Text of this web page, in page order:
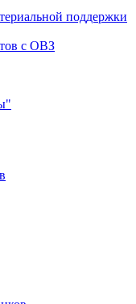
поддержки
с ОВЗ